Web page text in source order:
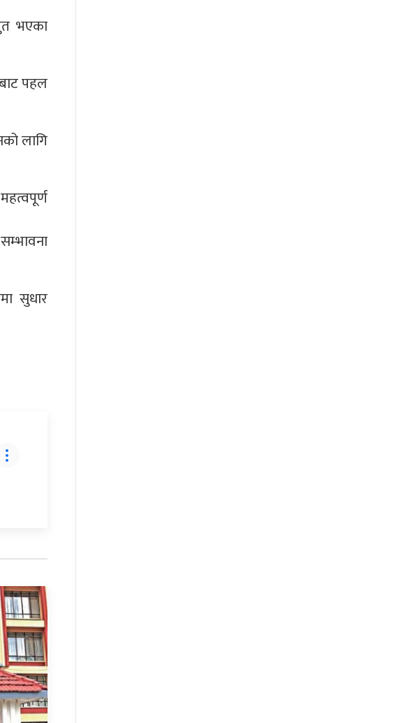
भएका
पहल
लागि
सुधार